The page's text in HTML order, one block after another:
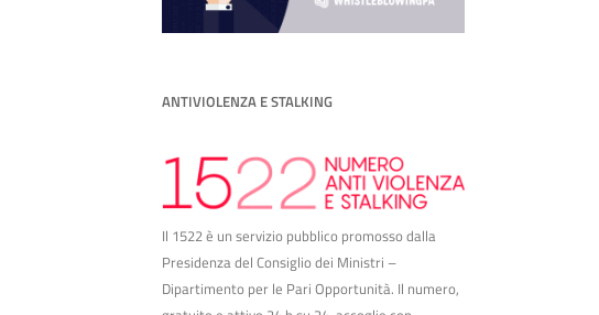
ANTIVIOLENZA E STALKING
Il 1522 è un servizio pubblico promosso dalla
Presidenza del Consiglio dei Ministri –
Dipartimento per le Pari Opportunità. Il numero,